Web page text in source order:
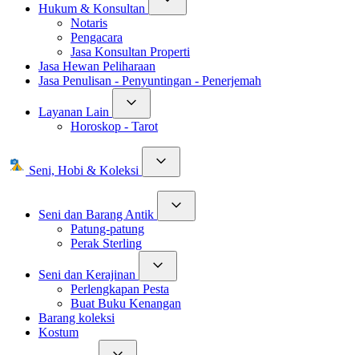
Hukum & Konsultan
Notaris
Pengacara
Jasa Konsultan Properti
Jasa Hewan Peliharaan
Jasa Penulisan - Penyuntingan - Penerjemah
Layanan Lain
Horoskop - Tarot
Seni, Hobi & Koleksi
Seni dan Barang Antik
Patung-patung
Perak Sterling
Seni dan Kerajinan
Perlengkapan Pesta
Buat Buku Kenangan
Barang koleksi
Kostum